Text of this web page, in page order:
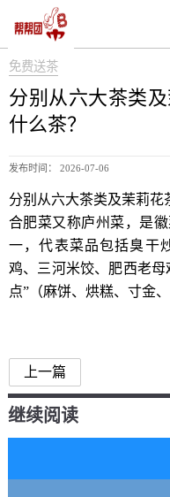
免费送茶
分别从六大茶类
什么茶？
发布时间： 2026-07-06
分别从六大茶类及茉莉花
合肥菜又称庐州菜，是
一，代表菜品包括臭干
鸡、三河米饺、肥西老
点”（麻饼、烘糕、寸金
上一篇
继续阅读